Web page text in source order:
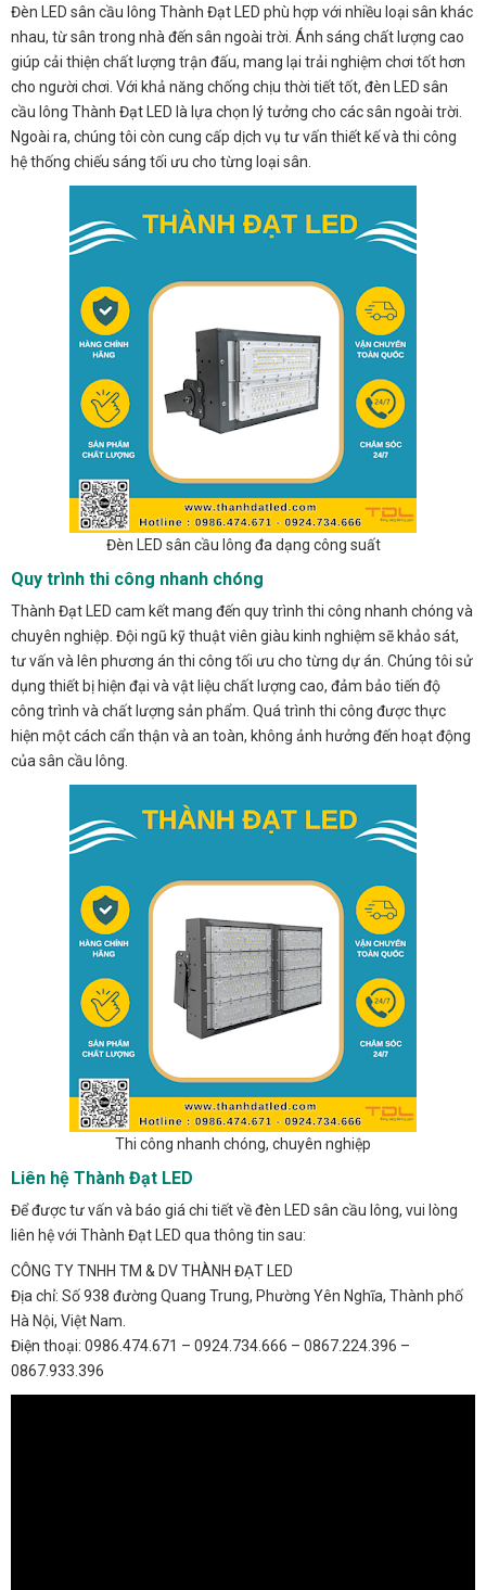
Đèn LED sân cầu lông Thành Đạt LED phù hợp với nhiều loại sân khác
nhau, từ sân trong nhà đến sân ngoài trời. Ánh sáng chất lượng cao
giúp cải thiện chất lượng trận đấu, mang lại trải nghiệm chơi tốt hơn
cho người chơi. Với khả năng chống chịu thời tiết tốt, đèn LED sân
cầu lông Thành Đạt LED là lựa chọn lý tưởng cho các sân ngoài trời.
Ngoài ra, chúng tôi còn cung cấp dịch vụ tư vấn thiết kế và thi công
hệ thống chiếu sáng tối ưu cho từng loại sân.
Đèn LED sân cầu lông đa dạng công suất
Quy trình thi công nhanh chóng
Thành Đạt LED cam kết mang đến quy trình thi công nhanh chóng và
chuyên nghiệp. Đội ngũ kỹ thuật viên giàu kinh nghiệm sẽ khảo sát,
tư vấn và lên phương án thi công tối ưu cho từng dự án. Chúng tôi sử
dụng thiết bị hiện đại và vật liệu chất lượng cao, đảm bảo tiến độ
công trình và chất lượng sản phẩm. Quá trình thi công được thực
hiện một cách cẩn thận và an toàn, không ảnh hưởng đến hoạt động
của sân cầu lông.
Thi công nhanh chóng, chuyên nghiệp
Liên hệ Thành Đạt LED
Để được tư vấn và báo giá chi tiết về đèn LED sân cầu lông, vui lòng
liên hệ với Thành Đạt LED qua thông tin sau:
CÔNG TY TNHH TM & DV THÀNH ĐẠT LED
Địa chỉ: Số 938 đường Quang Trung, Phường Yên Nghĩa, Thành phố
Hà Nội, Việt Nam.
Điện thoại: 0986.474.671 – 0924.734.666 – 0867.224.396 –
0867.933.396